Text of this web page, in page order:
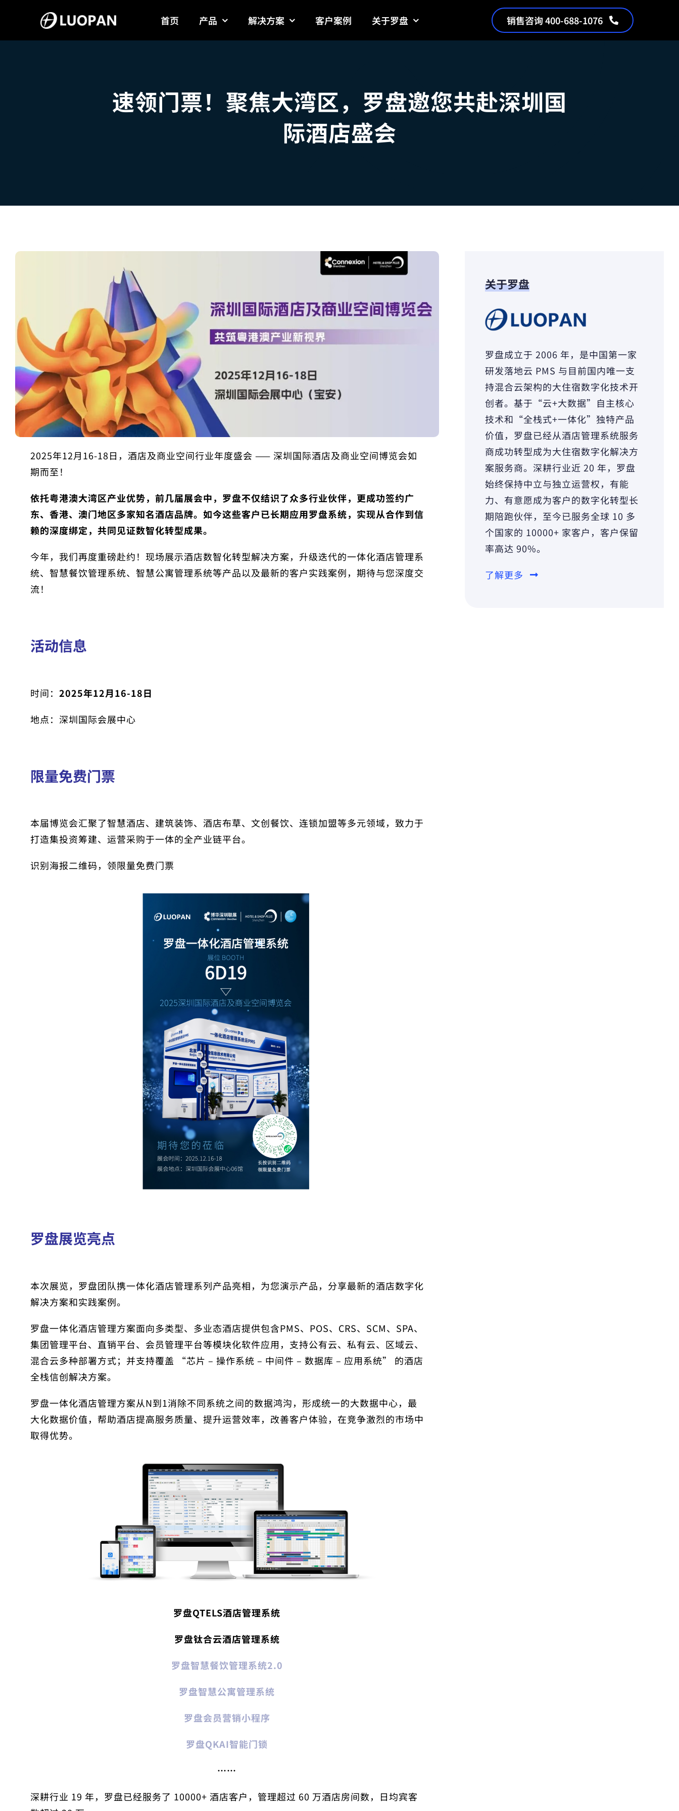
content
首页 产品 解决方案 客户案例 关于罗盘 销售咨询 400-688-1076
速领门票！聚焦大湾区，罗盘邀您共赴深圳国
际酒店盛会
2025年12月16-18日， 酒店及商业空间行业年度盛会 —— 深圳国际酒店及商业空间博览会如
期而至！
依托粤港澳大湾区产业优势，前几届展会中，罗盘不仅结识了众多行业伙伴，更成功签约广
东、香港、澳门地区多家知名酒店品牌。如今这些客户已长期应用罗盘系统，实现从合作到信
赖的深度绑定，共同见证数智化转型成果。
今年，我们再度重磅赴约！现场展示酒店数智化转型解决方案，升级迭代的一体化酒店管理系
统、智慧餐饮管理系统、智慧公寓管理系统等产品以及最新的客户实践案例，期待与您深度交
流！
活动信息
时间： 2025年12月16-18日
地点：深圳国际会展中心
限量免费门票
本届博览会汇聚了智慧酒店、建筑装饰、酒店布草、文创餐饮、连锁加盟等多元领域，致力于
打造集投资筹建、运营采购于一体的全产业链平台。
识别海报二维码，领限量免费门票
罗盘展览亮点
本次展览，罗盘团队携一体化酒店管理系列产品亮相，为您演示产品，分享最新的酒店数字化
解决方案和实践案例。
罗盘一体化酒店管理方案面向多类型、多业态酒店提供包含PMS、POS、CRS、SCM、SPA、
集团管理平台、直销平台、会员管理平台等模块化软件应用，支持公有云、私有云、区域云、
混合云多种部署方式；并支持覆盖 “芯片 – 操作系统 – 中间件 – 数据库 – 应用系统” 的酒店
全栈信创解决方案。
罗盘一体化酒店管理方案从N到1消除不同系统之间的数据鸿沟，形成统一的大数据中心，最
大化数据价值，帮助酒店提高服务质量、提升运营效率，改善客户体验，在竞争激烈的市场中
取得优势。
罗盘QTELS酒店管理系统
罗盘钛合云酒店管理系统
罗盘智慧餐饮管理系统2.0
罗盘智慧公寓管理系统
罗盘会员营销小程序
罗盘QKAI智能门锁
……
深耕行业 19 年，罗盘已经服务了 10000+ 酒店客户，管理超过 60 万酒店房间数，日均宾客
关于罗盘
罗盘成立于 2006 年，是中国第一家
研发落地云 PMS 与目前国内唯一支
持混合云架构的大住宿数字化技术开
创者。基于“云+大数据”自主核心
技术和“全栈式+一体化”独特产品
价值，罗盘已经从酒店管理系统服务
商成功转型成为大住宿数字化解决方
案服务商。深耕行业近 20 年，罗盘
始终保持中立与独立运营权，有能
力、有意愿成为客户的数字化转型长
期陪跑伙伴，至今已服务全球 10 多
个国家的 10000+ 家客户，客户保留
率高达 90%。
了解更多